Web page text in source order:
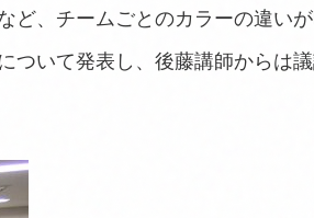
、チームごとのカラーの違いが
ついて発表し、後藤講師からは